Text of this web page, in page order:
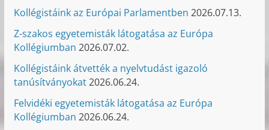
Kollégistáink az Európai Parlamentben 2026.07.13.
Z-szakos egyetemisták látogatása az Európa
Kollégiumban 2026.07.02.
Kollégistáink átvették a nyelvtudást igazoló
tanúsítványokat2026.06.24.
Felvidéki egyetemisták látogatása az Európa
Kollégiumban 2026.06.24.